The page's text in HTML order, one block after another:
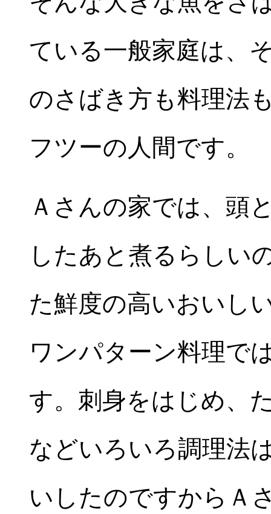
ている一般家庭は、
のさばき方も料理法
フツーの人間です。
Ａさんの家では、頭
したあと煮るらしい
た鮮度の高いおいし
ワンパターン料理で
す。刺身をはじめ、
などいろいろ調理法
いしたのですからＡ